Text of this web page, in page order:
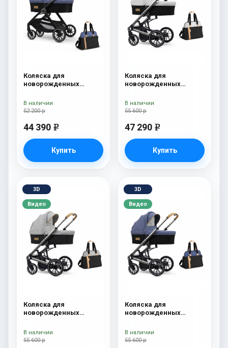
Коляска для
новорожденных
сумка Denim
52 200 р
44 390 e
Купить
В наличии
Коляска для
новорожденных
Sahara
55 600 р
47 290 e
Купить
В наличии
3D
Видео
Коляска для
новорожденных
Grey
55 600 р
В наличии
3D
Видео
Коляска для
новорожденных
Denim
55 600 р
В наличии